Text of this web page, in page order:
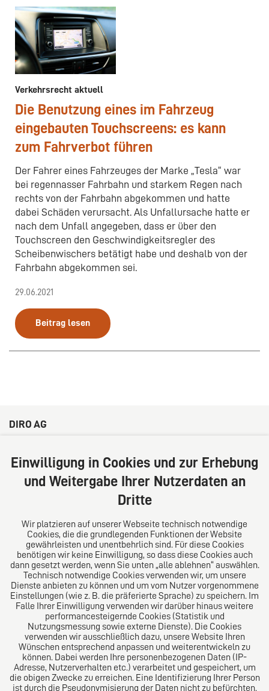
Verkehrsrecht aktuell
Die Benutzung eines im Fahrzeug
eingebauten Touchscreens: es kann
zum Fahrverbot führen
Der Fahrer eines Fahrzeuges der Marke „Tesla“ war
bei regennasser Fahrbahn und starkem Regen nach
rechts von der Fahrbahn abgekommen und hatte
dabei Schäden verursacht. Als Unfallursache hatte er
nach dem Unfall angegeben, dass er über den
Touchscreen den Geschwindigkeitsregler des
Scheibenwischers betätigt habe und deshalb von der
Fahrbahn abgekommen sei.
29.06.2021
Beitrag lesen
DIRO AG
20354 Hamburg
Deutschland
Tel: +49 (0) 40 41352231
Über uns
Das Kanzlei-Vertrauensnetzwerk. Aus Europa für die
Welt. Für den erfolgreichen Mittelstand.
Folgen Sie uns auf
Das europäische Kanzlei-Netzwerk
Einwilligung in Cookies und zur Erhebung
und Weitergabe Ihrer Nutzerdaten an
Dritte
Wir platzieren auf unserer Webseite technisch notwendige
Cookies, die die grundlegenden Funktionen der Website
gewährleisten und unentbehrlich sind. Für diese Cookies
benötigen wir keine Einwilligung, so dass diese Cookies auch
dann gesetzt werden, wenn Sie unten „alle ablehnen“ auswählen.
Technisch notwendige Cookies verwenden wir, um unsere
Dienste anbieten zu können und um vom Nutzer vorgenommene
Einstellungen (wie z. B. die präferierte Sprache) zu speichern. Im
Falle Ihrer Einwilligung verwenden wir darüber hinaus weitere
performancesteigernde Cookies (Statistik und
Nutzungsmessung sowie externe Dienste). Die Cookies
verwenden wir ausschließlich dazu, unsere Website Ihren
Wünschen entsprechend anpassen und weiterentwickeln zu
können. Dabei werden Ihre personenbezogenen Daten (IP-
Adresse, Nutzerverhalten etc.) verarbeitet und gespeichert, um
die obigen Zwecke zu erreichen. Eine Identifizierung Ihrer Person
ist durch die Pseudonymisierung der Daten nicht zu befürchten.